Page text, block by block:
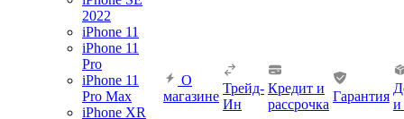
2022
iPhone 11
iPhone 11
Pro
iPhone 11
Pro Max
iPhone XR
О
магазине
Трейд-
Ин
Кредит и
рассрочка
Гарантия
и